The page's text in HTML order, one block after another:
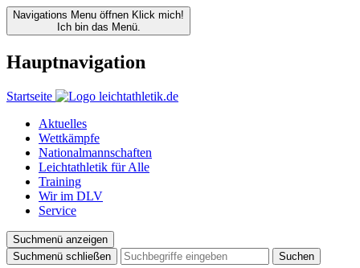
Navigations Menu öffnen Klick mich!
Ich bin das Menü.
Hauptnavigation
Startseite
Aktuelles
Wettkämpfe
Nationalmannschaften
Leichtathletik für Alle
Training
Wir im DLV
Service
Suchmenü anzeigen
Suchmenü schließen
Suchen